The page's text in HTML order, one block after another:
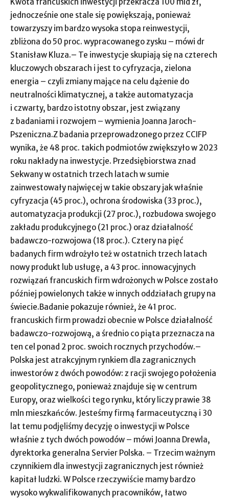
jednocześnie one stale się powiększają, ponieważ
towarzyszy im bardzo wysoka stopa reinwestycji,
zbliżona do 50 proc. wypracowanego zysku – mówi dr
Stanisław Kluza.– Te inwestycje skupiają się na czterech
kluczowych obszarach i jest to cyfryzacja, zielona
energia – czyli zmiany mające na celu dążenie do
neutralności klimatycznej, a także automatyzacja
i czwarty, bardzo istotny obszar, jest związany
z badaniami i rozwojem – wymienia Joanna Jaroch-
Pszeniczna.Z badania przeprowadzonego przez CCIFP
wynika, że 48 proc. takich podmiotów zwiększyło w 2023
roku nakłady na inwestycje. Przedsiębiorstwa znad
Sekwany w ostatnich trzech latach w sumie
zainwestowały najwięcej w takie obszary jak właśnie
cyfryzacja (45 proc.), ochrona środowiska (33 proc.),
automatyzacja produkcji (27 proc.), rozbudowa swojego
zakładu produkcyjnego (21 proc.) oraz działalność
badawczo-rozwojowa (18 proc.). Cztery na pięć
badanych firm wdrożyło też w ostatnich trzech latach
nowy produkt lub usługę, a 43 proc. innowacyjnych
rozwiązań francuskich firm wdrożonych w Polsce zostało
później powielonych także w innych oddziałach grupy na
świecie.Badanie pokazuje również, że 41 proc.
francuskich firm prowadzi obecnie w Polsce działalność
badawczo-rozwojową, a średnio co piąta przeznacza na
ten cel ponad 2 proc. swoich rocznych przychodów.–
Polska jest atrakcyjnym rynkiem dla zagranicznych
inwestorów z dwóch powodów: z racji swojego położenia
geopolitycznego, ponieważ znajduje się w centrum
Europy, oraz wielkości tego rynku, który liczy prawie 38
mln mieszkańców. Jesteśmy firmą farmaceutyczną i 30
lat temu podjęliśmy decyzję o inwestycji w Polsce
właśnie z tych dwóch powodów – mówi Joanna Drewla,
dyrektorka generalna Servier Polska. – Trzecim ważnym
czynnikiem dla inwestycji zagranicznych jest również
kapitał ludzki. W Polsce rzeczywiście mamy bardzo
wysoko wykwalifikowanych pracowników, łatwo